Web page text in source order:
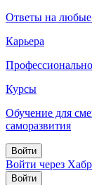
Ответы на
Карьера
Курсы
Обучение для
саморазвития
Войти
Войти через
Войти